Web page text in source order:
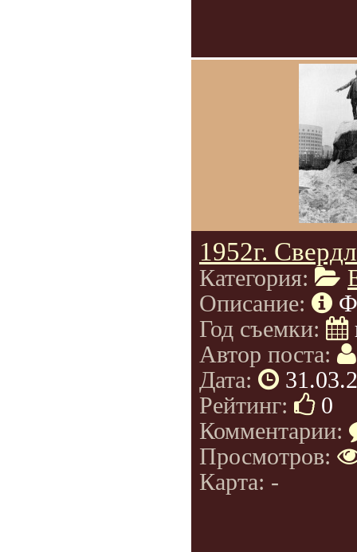
1952г.
Категория:
Описание:
Год съемки:
Автор поста:
Дата:
Рейтинг:
0
Комментарии:
Просмотров:
Карта: -